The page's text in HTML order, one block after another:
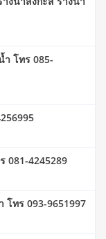
โทร 085-
081-4245289
โทร 093-9651997